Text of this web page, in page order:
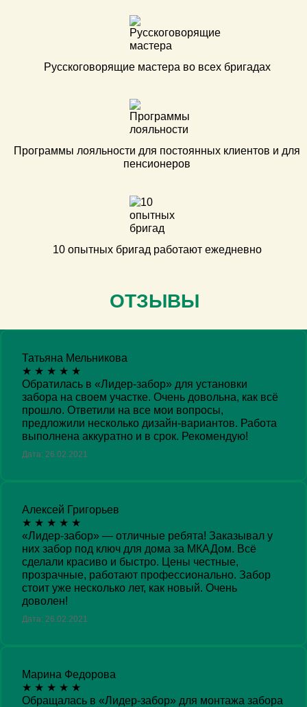
Русскоговорящие мастера во всех бригадах
Программы лояльности для постоянных клиентов и для
пенсионеров
10 опытных бригад работают ежедневно
ОТЗЫВЫ
Татьяна Мельникова
★ ★ ★ ★ ★
Обратилась в «Лидер-забор» для установки
забора на своем участке. Очень довольна, как всё
прошло. Ответили на все мои вопросы,
предложили несколько дизайн-вариантов. Работа
выполнена аккуратно и в срок. Рекомендую!
Дата: 26.02.2021
Алексей Григорьев
★ ★ ★ ★ ★
«Лидер-забор» — отличные ребята! Заказывал у
них забор под ключ для дома за МКАДом. Всё
сделали красиво и быстро. Цены честные,
прозрачные, работают профессионально. Забор
стоит уже несколько лет, как новый. Очень
доволен!
Дата: 26.02.2021
Марина Федорова
★ ★ ★ ★ ★
Обращалась в «Лидер-забор» для монтажа забора